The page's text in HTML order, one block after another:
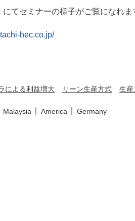
にてセミナーの様子がご覧になれま
hec.co.jp/
による利益増大 リーン生産方式 生産
Malaysia America Germany